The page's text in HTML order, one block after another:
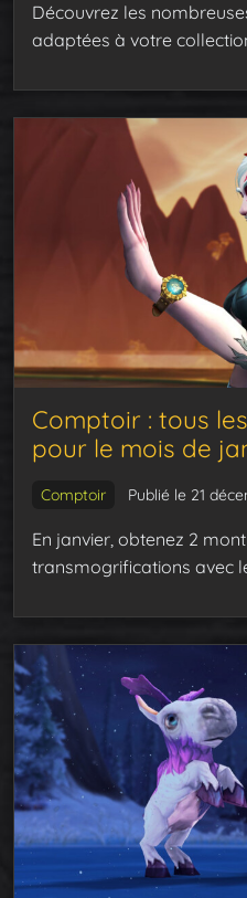
Découvrez les
adaptées à votre
Comptoir : tous
pour le mois de
Comptoir Publié le 21
En janvier, obtenez 2
transmogrifications avec